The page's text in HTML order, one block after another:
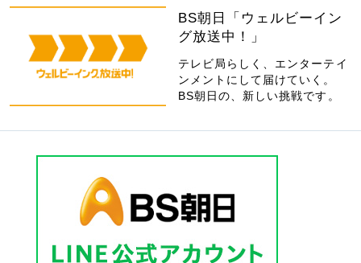
BS朝日「ウェルビーイン
グ放送中！」
テレビ局らしく、エンターテイ
ンメントにして届けていく。
BS朝日の、新しい挑戦です。